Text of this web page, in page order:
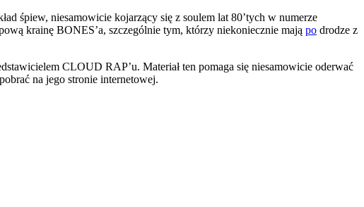
śpiew, niesamowicie kojarzący się z soulem lat 80’tych w numerze
krainę BONES’a, szczególnie tym, którzy niekoniecznie mają po drodze z
CLOUD RAP’u. Materiał ten pomaga się niesamowicie oderwać
na jego stronie internetowej.